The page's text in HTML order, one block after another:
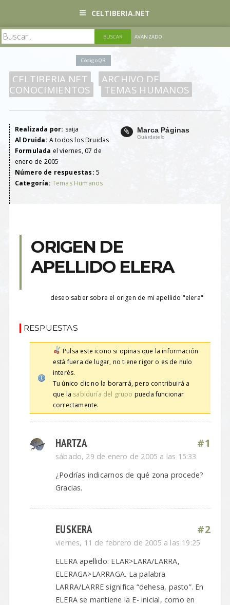
CELTIBERIA.NET
AVANZADO
Código QR
CELTIBERIA.NET
ARCHIVO DE
CONOCIMIENTOS
TEMAS HUMANOS
Marca Páginas
Guárdatelo
Realizada por: saija
Al Druida: A todos los Druidas
Formulada el viernes, 07 de
enero de 2005
Número de respuestas: 5
Categoría: Temas Humanos
ORIGEN DE
APELLIDO ELERA
deseo saber sobre el origen de mi apellido "elera"
RESPUESTAS
Pulsa este icono si opinas que la información
está fuera de lugar, no tiene rigor o es de nulo
interés.
Tu único clic no la borarrá, pero contribuirá a
que la sabiduría del grupo pueda funcionar
correctamente.
#1
HARTZA
sábado, 29 de enero de 2005 a las 15:33
¿Podrías indicarnos de qué zona procede?
Gracias.
#2
EUSKERA
viernes, 11 de febrero de 2005 a las 19:25
ELERA apellido: ELAR>LARA/LARRA,
ELERAGA>LARRAGA. La palabra
LARRA/LARRE significa “dehesa, pasto”. En
ELERA se mantiene la E- inicial, como en